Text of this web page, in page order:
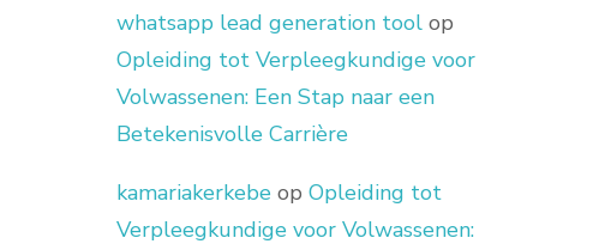
whatsapp lead generation tool op
Opleiding tot Verpleegkundige voor
Volwassenen: Een Stap naar een
Betekenisvolle Carrière
kamariakerkebe opOpleiding tot
Verpleegkundige voor Volwassenen: